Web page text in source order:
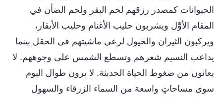
الحيوانات كمصدر رزقهم لحم البقر ولحم الضأن في
المقام الأوَّل ويشربون حليب الأغنام وحليب الأبقار،
ويركبون الثيران والخيول لرعي ماشيتهم في الحقل بينما
يداعب النسيم شعرهم وتسطع الشمس على وجوههم. لا
يعانون من ضغوط الحياة الحديثة. لا يرون طوال اليوم
سوى مساحاتٍ واسعة من السماء الزرقاء والسهول